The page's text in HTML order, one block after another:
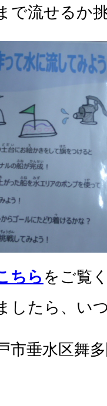
で流せるか
ちら をご覧
したら、い
市垂水区舞